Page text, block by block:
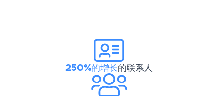
250%的增长的联系人